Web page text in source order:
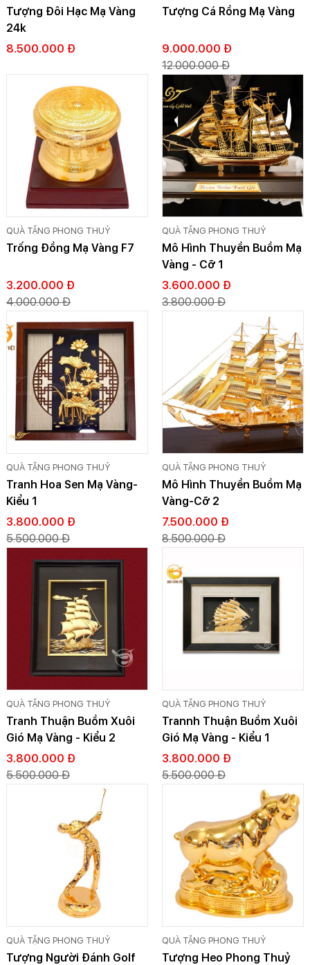
Tượng Đôi Hạc Mạ Vàng
24k
8.500.000 Đ
Tượng Cá Rồng Mạ Vàng
9.000.000 Đ
12.000.000 Đ
QUÀ TẶNG PHONG THUỶ
Trống Đồng Mạ Vàng F7
3.200.000 Đ
4.000.000 Đ
QUÀ TẶNG PHONG THUỶ
Mô Hình Thuyền Buồm Mạ
Vàng - Cỡ 1
3.600.000 Đ
3.800.000 Đ
QUÀ TẶNG PHONG THUỶ
Tranh Hoa Sen Mạ Vàng-
Kiểu 1
3.800.000 Đ
5.500.000 Đ
QUÀ TẶNG PHONG THUỶ
Mô Hình Thuyền Buồm Mạ
Vàng-Cỡ 2
7.500.000 Đ
8.500.000 Đ
QUÀ TẶNG PHONG THUỶ
Tranh Thuận Buồm Xuôi
Gió Mạ Vàng - Kiểu 2
3.800.000 Đ
5.500.000 Đ
QUÀ TẶNG PHONG THUỶ
Trannh Thuận Buồm Xuôi
Gió Mạ Vàng - Kiểu 1
3.800.000 Đ
5.500.000 Đ
QUÀ TẶNG PHONG THUỶ
Tượng Người Đánh Golf
QUÀ TẶNG PHONG THUỶ
Tượng Heo Phong Thuỷ